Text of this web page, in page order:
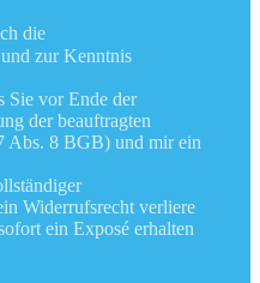
die
und zur Kenntnis
Sie vor Ende der
der beauftragten
Abs. 8 BGB) und mir ein
Widerrufsrecht verliere
ein Exposé erhalten